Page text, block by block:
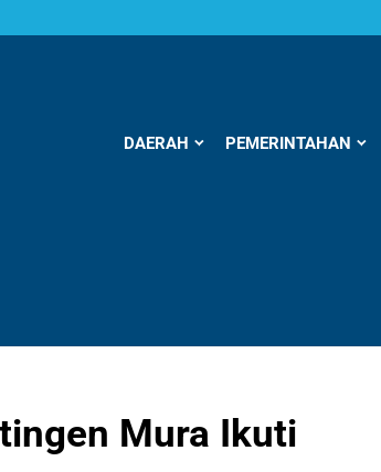
DAERAH PEMERINTAHAN
Mura Ikuti